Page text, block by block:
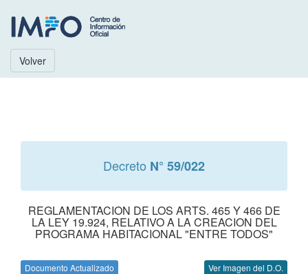
Volver
Decreto N° 59/022
REGLAMENTACION DE LOS ARTS. 465 Y 466 DE
LA LEY 19.924, RELATIVO A LA CREACION DEL
PROGRAMA HABITACIONAL "ENTRE TODOS"
Documento Actualizado Ver Imagen del D.O.